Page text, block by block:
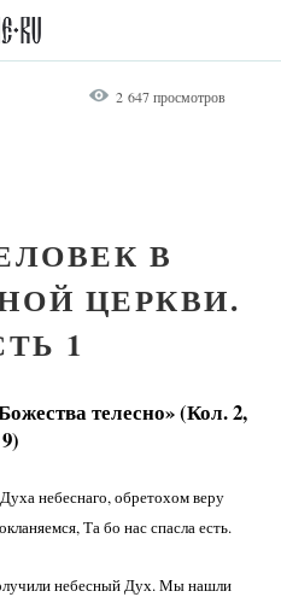
2 647 просмотров
В
ЦЕРКВИ.
1
телесно» (Кол. 2,
9)
небеснаго, обретохом веру
Та бо нас спасла есть.
небесный Дух. Мы нашли